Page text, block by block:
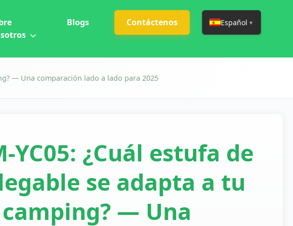
Blogs Contáctenos Español ▼
— Una comparación lado a lado para 2025
YC05: ¿Cuál estufa de
se adapta a tu
— Una